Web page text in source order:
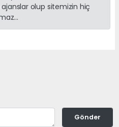
olup sitemizin hiç
Gönder